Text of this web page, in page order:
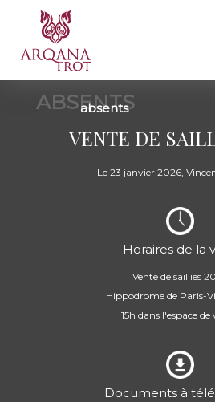
ABSENTS
absents
VENTE DE
Le 23 janvier 2026,
Horaires de la
Vente de saillies
Hippodrome de Paris-
15h dans l'espace de
Documents à